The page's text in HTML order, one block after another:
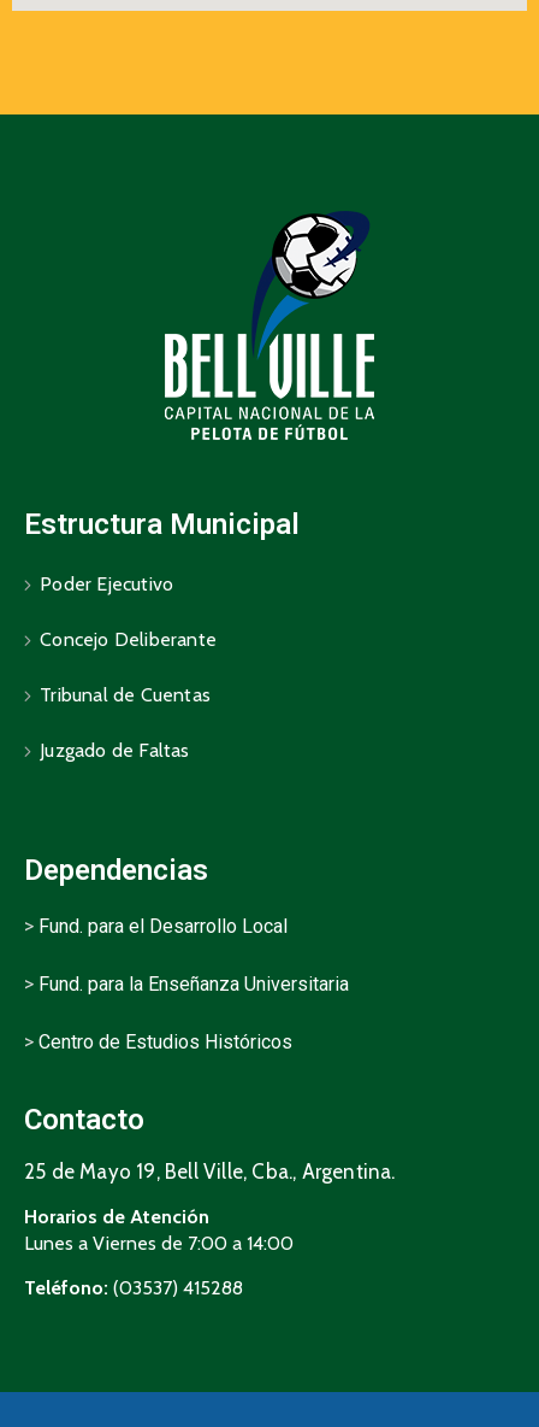
Estructura Municipal
Poder Ejecutivo
Concejo Deliberante
Tribunal de Cuentas
Juzgado de Faltas
Dependencias
> Fund. para el Desarrollo Local
> Fund. para la Enseñanza Universitaria
> Centro de Estudios Históricos
Contacto
25 de Mayo 19, Bell Ville, Cba., Argentina.
Horarios de Atención
Lunes a Viernes de 7:00 a 14:00
Teléfono: (03537) 415288